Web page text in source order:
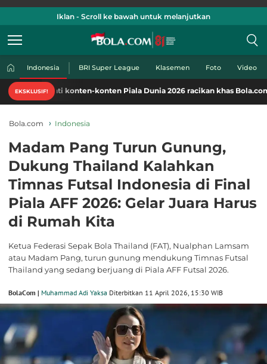
Iklan - Scroll ke bawah untuk melanjutkan
Indonesia BRI Super League Klasemen Foto Video
EKSKLUSIF!
konten-konten Piala Dunia 2026 racikan khas Bola.com. Klik di
Bola.com Indonesia
Madam Pang Turun Gunung,
Dukung Thailand Kalahkan
Timnas Futsal Indonesia di Final
Piala AFF 2026: Gelar Juara Harus
di Rumah Kita
Ketua Federasi Sepak Bola Thailand (FAT), Nualphan Lamsam
atau Madam Pang, turun gunung mendukung Timnas Futsal
Thailand yang sedang berjuang di Piala AFF Futsal 2026.
BolaCom | Muhammad Adi Yaksa Diterbitkan 11 April 2026, 15:30 WIB